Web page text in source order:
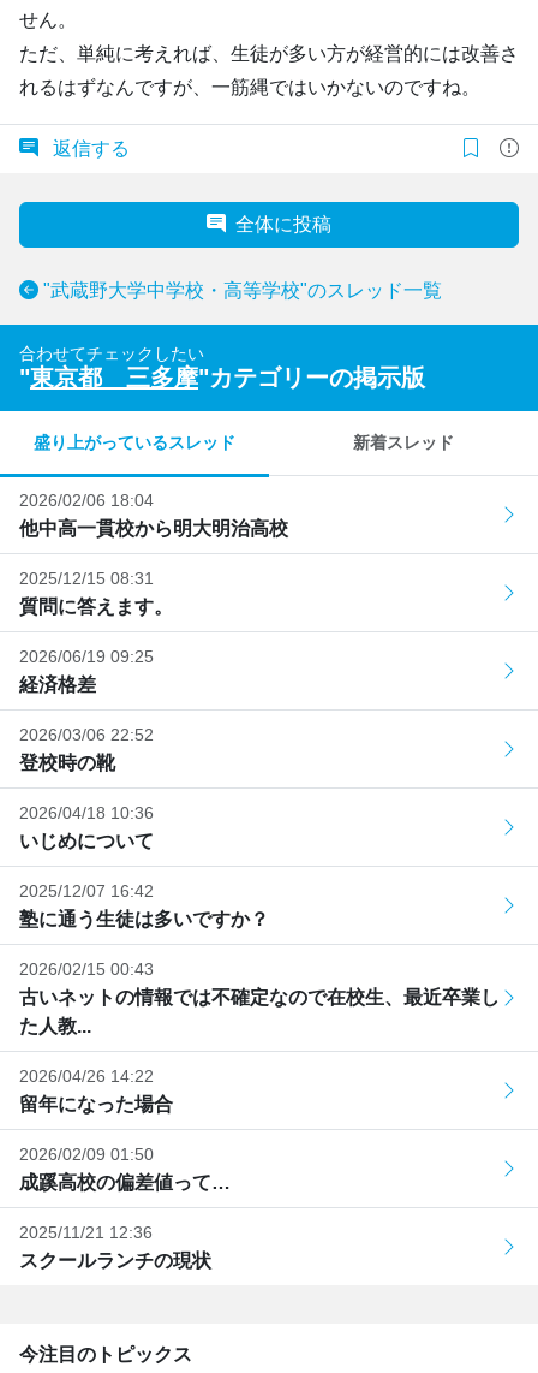
せん。
ただ、単純に考えれば、生徒が多い方が経営的には改善さ
れるはずなんですが、一筋縄ではいかないのですね。
返信する
全体に投稿
"武蔵野大学中学校・高等学校"のスレッド一覧
合わせてチェックしたい
"東京都 三多摩"カテゴリーの掲示版
盛り上がっているスレッド 新着スレッド
2026/02/06 18:04
他中高一貫校から明大明治高校
2025/12/15 08:31
質問に答えます。
2026/06/19 09:25
経済格差
2026/03/06 22:52
登校時の靴
2026/04/18 10:36
いじめについて
2025/12/07 16:42
塾に通う生徒は多いですか？
2026/02/15 00:43
古いネットの情報では不確定なので在校生、最近卒業し
た人教...
2026/04/26 14:22
留年になった場合
2026/02/09 01:50
成蹊高校の偏差値って…
2025/11/21 12:36
スクールランチの現状
今注目のトピックス